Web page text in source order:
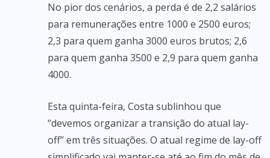
No pior dos cenários, a perda é de 2,2 salários
para remunerações entre 1000 e 2500 euros;
2,3 para quem ganha 3000 euros brutos; 2,6
para quem ganha 3500 e 2,9 para quem ganha
4000.
Esta quinta-feira, Costa sublinhou que
“devemos organizar a transição do atual lay-
off” em três situações. O atual regime de lay-off